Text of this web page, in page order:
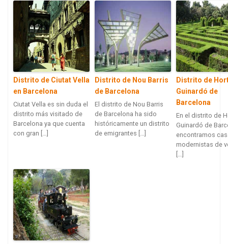
Distrito de Ciutat Vella
en Barcelona
Ciutat Vella es sin duda el
distrito más visitado de
Barcelona ya que cuenta
con gran […]
Distrito de Nou Barris
de Barcelona
El distrito de Nou Barris
de Barcelona ha sido
históricamente un distrito
de emigrantes […]
Distrito de
Guinardó de
Barcelona
En el distrito de
Guinardó de
encontramos
modernistas de
[…]